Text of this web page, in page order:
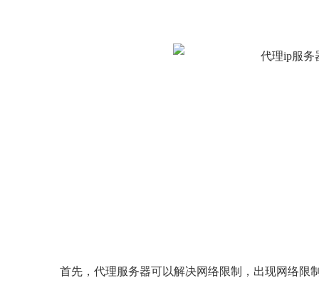
首先， 代理服务器可以解决网络限制，出现网络限